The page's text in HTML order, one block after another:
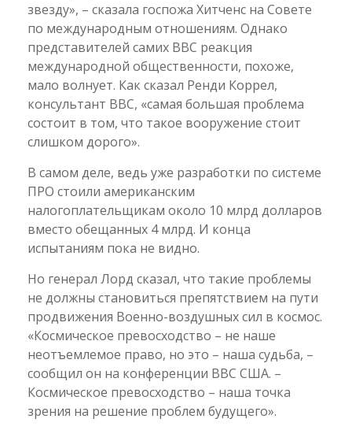
звезду», – сказала госпожа Хитченс на Совете
по международным отношениям. Однако
представителей самих ВВС реакция
международной общественности, похоже,
мало волнует. Как сказал Ренди Коррел,
консультант ВВС, «самая большая проблема
состоит в том, что такое вооружение стоит
слишком дорого».
В самом деле, ведь уже разработки по системе
ПРО стоили американским
налогоплательщикам около 10 млрд долларов
вместо обещанных 4 млрд. И конца
испытаниям пока не видно.
Но генерал Лорд сказал, что такие проблемы
не должны становиться препятствием на пути
продвижения Военно-воздушных сил в космос.
«Космическое превосходство – не наше
неотъемлемое право, но это – наша судьба, –
сообщил он на конференции ВВС США. –
Космическое превосходство – наша точка
зрения на решение проблем будущего».